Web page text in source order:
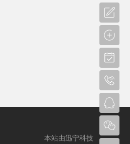
本站由迅宁科技